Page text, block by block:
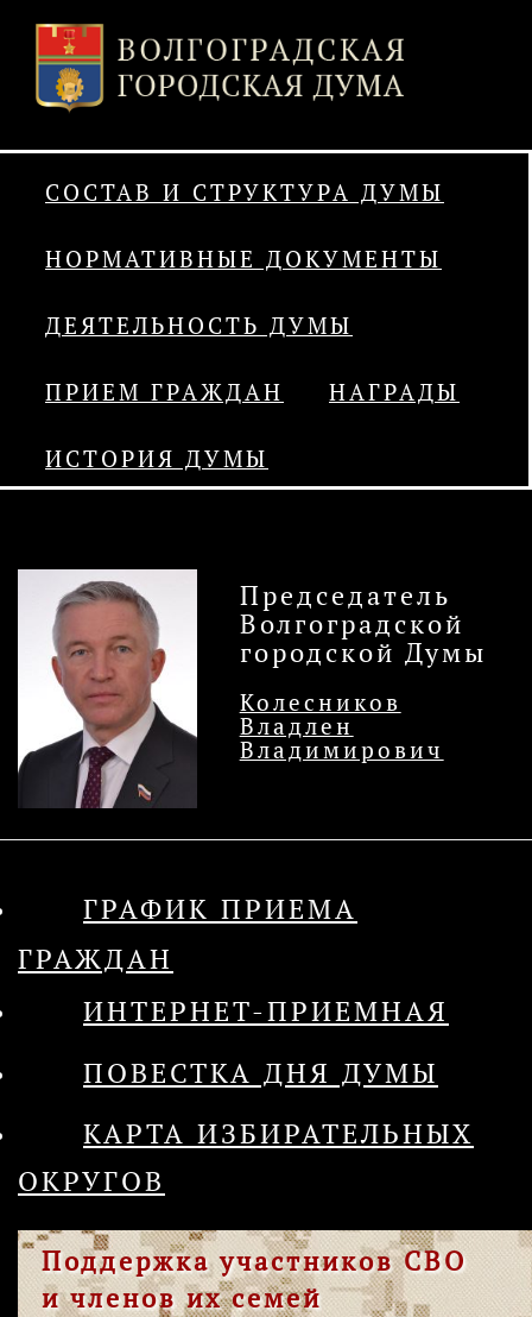
СОСТАВ И СТРУКТУРА ДУМЫ
НОРМАТИВНЫЕ ДОКУМЕНТЫ
ДЕЯТЕЛЬНОСТЬ ДУМЫ
ПРИЕМ ГРАЖДАН НАГРАДЫ
ИСТОРИЯ ДУМЫ
Председатель
Волгоградской
городской Думы
Колесников
Владлен
Владимирович
ГРАФИК ПРИЕМА
ГРАЖДАН
ИНТЕРНЕТ-ПРИЕМНАЯ
ПОВЕСТКА ДНЯ ДУМЫ
КАРТА ИЗБИРАТЕЛЬНЫХ
ОКРУГОВ
Поддержка участников СВО
и членов их семей